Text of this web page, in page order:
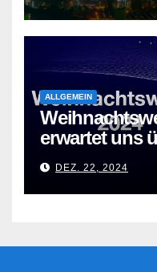
ALLGEMEIN
erwartet uns
DEZ. 22, 2024